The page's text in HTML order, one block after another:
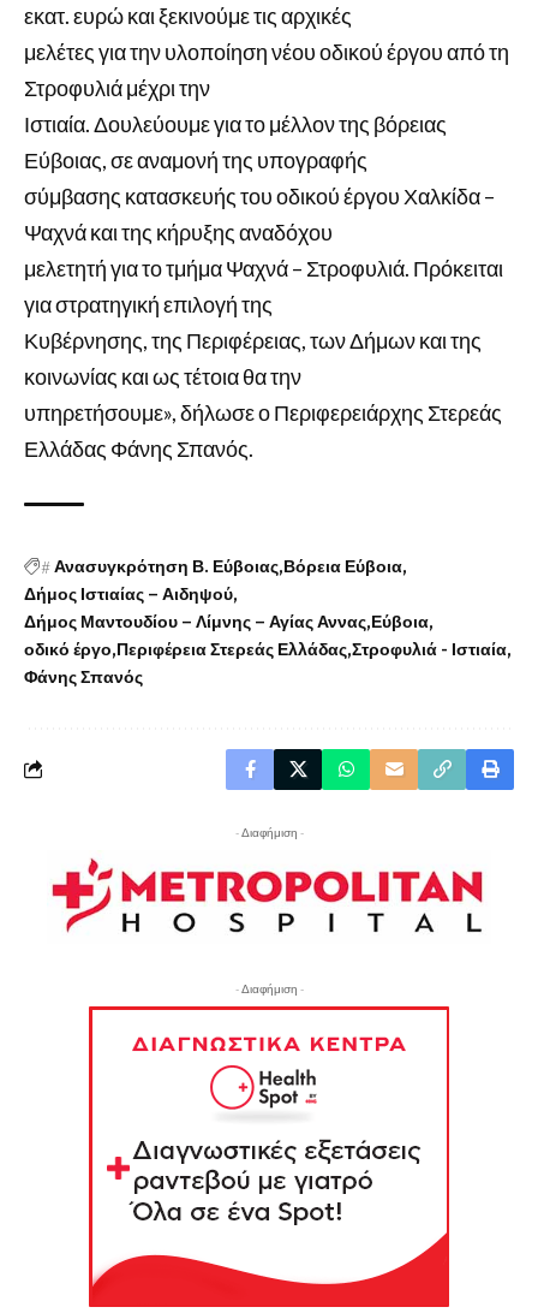
εκατ. ευρώ και ξεκινούμε τις αρχικές
μελέτες για την υλοποίηση νέου οδικού έργου από τη
Στροφυλιά μέχρι την
Ιστιαία. Δουλεύουμε για το μέλλον της βόρειας
Εύβοιας, σε αναμονή της υπογραφής
σύμβασης κατασκευής του οδικού έργου Χαλκίδα –
Ψαχνά και της κήρυξης αναδόχου
μελετητή για το τμήμα Ψαχνά – Στροφυλιά. Πρόκειται
για στρατηγική επιλογή της
Κυβέρνησης, της Περιφέρειας, των Δήμων και της
κοινωνίας και ως τέτοια θα την
υπηρετήσουμε», δήλωσε ο Περιφερειάρχης Στερεάς
Ελλάδας Φάνης Σπανός.
#Ανασυγκρότηση Β. Εύβοιας Βόρεια Εύβοια
Δήμος Ιστιαίας – Αιδηψού
Δήμος Μαντουδίου – Λίμνης – Αγίας Αννας Εύβοια
οδικό έργο Περιφέρεια Στερεάς Ελλάδας Στροφυλιά - Ιστιαία
Φάνης Σπανός
- Διαφήμιση -
- Διαφήμιση -